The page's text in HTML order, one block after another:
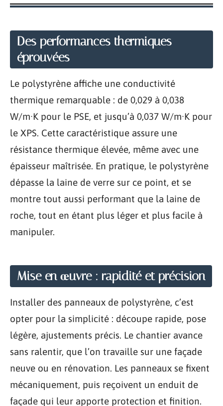
Des performances thermiques
éprouvées
Le polystyrène affiche une conductivité
thermique remarquable : de 0,029 à 0,038
W/m·K pour le PSE, et jusqu’à 0,037 W/m·K pour
le XPS. Cette caractéristique assure une
résistance thermique élevée, même avec une
épaisseur maîtrisée. En pratique, le polystyrène
dépasse la laine de verre sur ce point, et se
montre tout aussi performant que la laine de
roche, tout en étant plus léger et plus facile à
manipuler.
Mise en œuvre : rapidité et précision
Installer des panneaux de polystyrène, c’est
opter pour la simplicité : découpe rapide, pose
légère, ajustements précis. Le chantier avance
sans ralentir, que l’on travaille sur une façade
neuve ou en rénovation. Les panneaux se fixent
mécaniquement, puis reçoivent un enduit de
façade qui leur apporte protection et finition.